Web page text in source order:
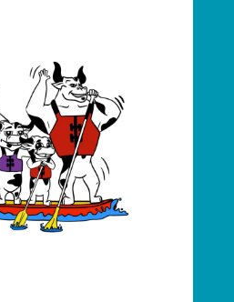
Groupes